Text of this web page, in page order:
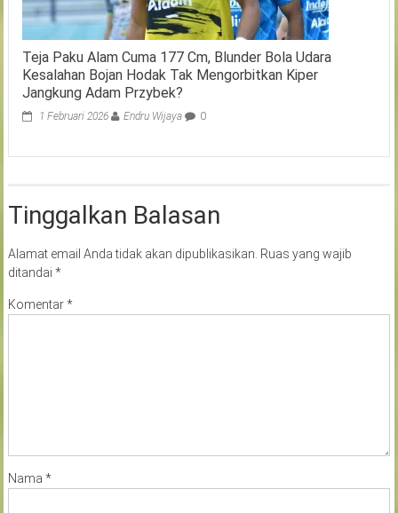
Teja Paku Alam Cuma 177 Cm, Blunder Bola Udara
Kesalahan Bojan Hodak Tak Mengorbitkan Kiper
Jangkung Adam Przybek?
1 Februari 2026 Endru Wijaya 0
Tinggalkan Balasan
Alamat email Anda tidak akan dipublikasikan. Ruas yang wajib
ditandai *
Komentar*
Nama *